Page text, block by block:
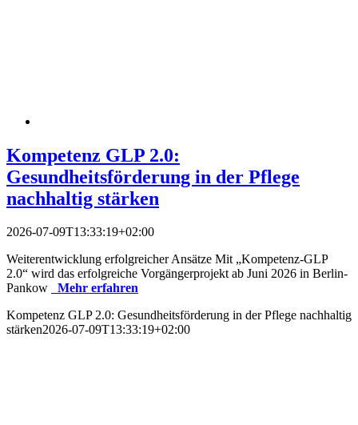
Kompetenz GLP 2.0:
Gesundheitsförderung in der Pflege
nachhaltig stärken
2026-07-09T13:33:19+02:00
Weiterentwicklung erfolgreicher Ansätze Mit „Kompetenz‑GLP
2.0“ wird das erfolgreiche Vorgängerprojekt ab Juni 2026 in Berlin-
Pankow
Mehr erfahren
Kompetenz GLP 2.0: Gesundheitsförderung in der Pflege nachhaltig
stärken2026-07-09T13:33:19+02:00